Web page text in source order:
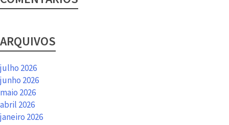
ARQUIVOS
julho 2026
junho 2026
maio 2026
abril 2026
janeiro 2026